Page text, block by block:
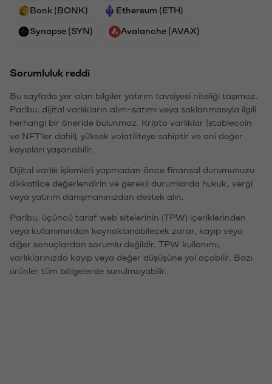
Bonk (BONK) Ethereum (ETH)
Synapse (SYN) Avalanche (AVAX)
Sorumluluk reddi
Bu sayfada yer alan bilgiler yatırım tavsiyesi niteliği taşımaz.
Paribu, dijital varlıkların alım-satımı veya saklanmasıyla ilgili
herhangi bir öneride bulunmaz. Kripto varlıklar (stablecoin
ve NFT'ler dahil), yüksek volatiliteye sahiptir ve ani değer
kayıpları yaşanabilir.
Dijital varlık işlemleri yapmadan önce finansal durumunuzu
dikkatlice değerlendirin ve gerekli durumlarda hukuk, vergi
veya yatırım danışmanınızdan destek alın.
Paribu, üçüncü taraf web sitelerinin (TPW) içeriklerinden
veya kullanımından kaynaklanabilecek zarar, kayıp veya
diğer sonuçlardan sorumlu değildir. TPW kullanımı,
varlıklarınızda kayıp veya değer düşüşüne yol açabilir. Bazı
ürünler tüm bölgelerde sunulmayabilir.